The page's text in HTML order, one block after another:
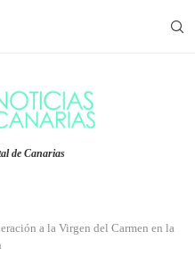
de Canarias
a la Virgen del Carmen en la